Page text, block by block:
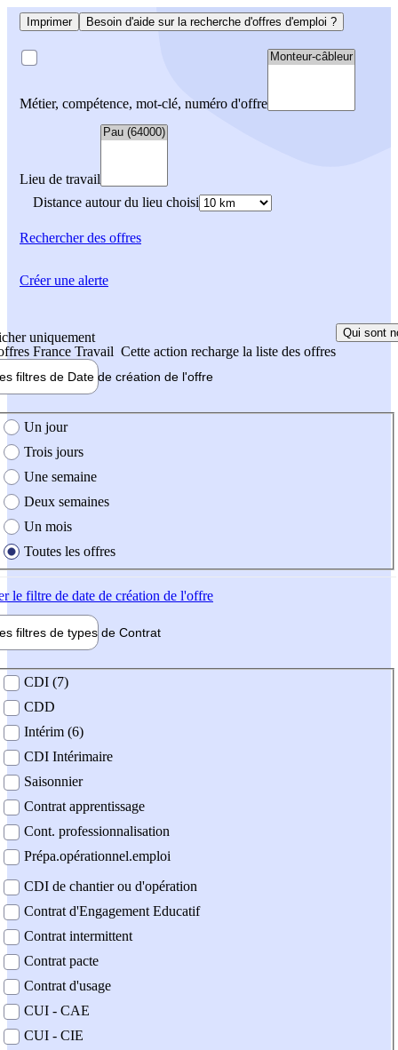
Imprimer Besoin d'aide sur la recherche d'offres d'emploi ?
Métier, compétence, mot-clé, numéro d'offre
Lieu de travail
Distance autour du lieu choisi
Rechercherdes offres
uniquement
France Travail Cette action recharge la liste des offres
Qui sont
filtres de Date de création de l'offre
création de l'offre
Un jour
Trois jours
Une semaine
Deux semaines
Un mois
Toutes les offres
le filtre de date de création de l'offre
filtres de types de Contrat
contrat
CDI (7)
CDD
Intérim (6)
CDI Intérimaire
Saisonnier
Contrat apprentissage
Cont. professionnalisation
Prépa.opérationnel.emploi
CDI de chantier ou d'opération
Contrat d'Engagement Educatif
Contrat intermittent
Contrat pacte
Contrat d'usage
CUI - CAE
CUI - CIE
Créer une alerte